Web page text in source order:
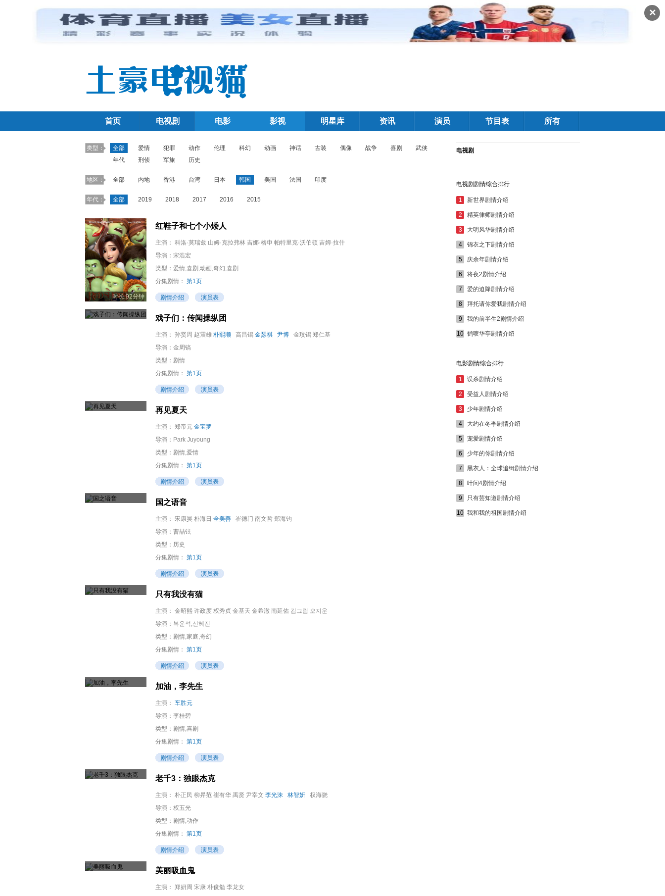
✕
首页 电视剧 电影 影视 明星库 资讯 演员 节目表 所有
类型： 全部 爱情 犯罪 动作 伦理 科幻 动画 神话 古装 偶像 战争 喜剧
武侠
年代
刑侦 军旅 历史
地区： 全部 内地 香港 台湾 日本 韩国 美国 法国 印度
年代： 全部 2019 2018 2017 2016 2015
时长:92分钟
红鞋子和七个小矮人
主演： 科洛·莫瑞兹 山姆·克拉弗林 吉娜·格申 帕特里克·沃伯顿 吉姆·拉什
导演： 宋浩宏
类型：爱情,喜剧,动画,奇幻,喜剧
分集剧情： 第1页
剧情介绍 演员表
戏子们：传闻操纵团
主演： 孙贤周 赵震雄 朴熙顺 高昌锡 金瑟祺 尹博
金玟锡 郑仁基
导演： 金周镐
类型：剧情
分集剧情： 第1页
剧情介绍 演员表
再见夏天
主演： 郑帝元 金宝罗
导演： Park Juyoung
类型：剧情,爱情
分集剧情： 第1页
剧情介绍 演员表
国之语音
主演： 宋康昊 朴海日 全美善
崔德门 南文哲 郑海钧
导演： 曹喆铉
类型：历史
分集剧情： 第1页
剧情介绍 演员表
只有我没有猫
主演： 金昭熙 许政度 权秀贞 金基天 金希澈 南延佑 김그림 오지운
导演： 복운석,신혜진
类型：剧情,家庭,奇幻
分集剧情： 第1页
剧情介绍 演员表
加油，李先生
主演： 车胜元
导演： 李桂碧
类型：剧情,喜剧
分集剧情： 第1页
剧情介绍 演员表
老千3：独眼杰克
主演： 朴正民 柳昇范 崔有华 禹贤 尹宰文 李光洙 林智妍
权海骁
导演： 权五光
类型：剧情,动作
分集剧情： 第1页
剧情介绍 演员表
美丽吸血鬼
主演： 郑妍周 宋康 朴俊勉 李龙女
电视剧
电视剧剧情综合排行
1 新世界剧情介绍
2 精英律师剧情介绍
3 大明风华剧情介绍
4 锦衣之下剧情介绍
5 庆余年剧情介绍
6 将夜2剧情介绍
7 爱的迫降剧情介绍
8 拜托请你爱我剧情介绍
9 我的前半生2剧情介绍
10 鹤唳华亭剧情介绍
电影剧情综合排行
1 误杀剧情介绍
2 受益人剧情介绍
3 少年剧情介绍
4 大约在冬季剧情介绍
5 宠爱剧情介绍
6 少年的你剧情介绍
7 黑衣人：全球追缉剧情介绍
8 叶问4剧情介绍
9 只有芸知道剧情介绍
10 我和我的祖国剧情介绍